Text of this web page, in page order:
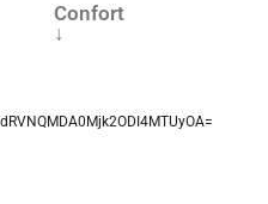
Confort
↓